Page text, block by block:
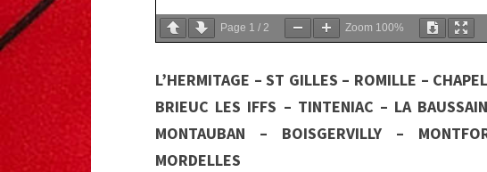
Page 1 / 2 Zoom 100%
L’HERMITAGE – ST GILLES – ROMILLE –
BRIEUC LES IFFS – TINTENIAC – LA
MONTAUBAN – BOISGERVILLY –
MORDELLES